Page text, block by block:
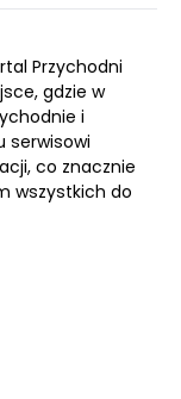
Przychodni
gdzie w
i
serwisowi
co znacznie
wszystkich do